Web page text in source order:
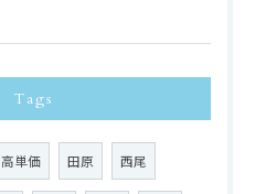
Tags
高単価 田原 西尾